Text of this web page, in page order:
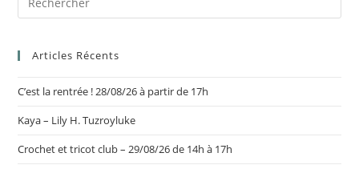
Articles Récents
C’est la rentrée ! 28/08/26 à partir de 17h
Kaya – Lily H. Tuzroyluke
Crochet et tricot club – 29/08/26 de 14h à 17h